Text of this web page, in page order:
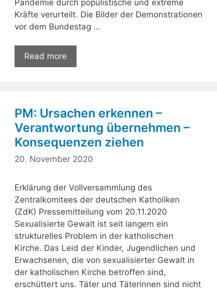
Pandemie durch populistische und extreme
Kräfte verurteilt. Die Bilder der Demonstrationen
vor dem Bundestag …
Read more
PM: Ursachen erkennen –
Verantwortung übernehmen –
Konsequenzen ziehen
20. November 2020
Erklärung der Vollversammlung des
Zentralkomitees der deutschen Katholiken
(ZdK) Pressemitteilung vom 20.11.2020
Sexualisierte Gewalt ist seit langem ein
strukturelles Problem in der katholischen
Kirche. Das Leid der Kinder, Jugendlichen und
Erwachsenen, die von sexualisierter Gewalt in
der katholischen Kirche betroffen sind,
erschüttert uns. Täter und Täterinnen sind nicht